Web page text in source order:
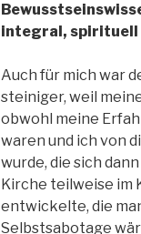
integral, spirituell
Auch für mich war
steiniger, weil
obwohl meine
waren und ich von
wurde, die sich
Kirche teilweise im
entwickelte, die
Selbstsabotage